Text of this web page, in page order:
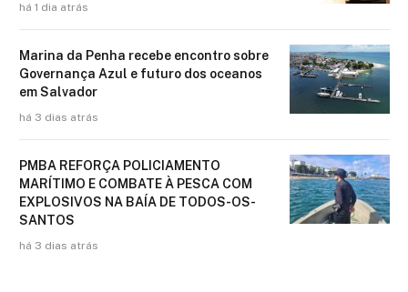
há 1 dia atrás
Marina da Penha recebe encontro sobre
Governança Azul e futuro dos oceanos
em Salvador
há 3 dias atrás
PMBA REFORÇA POLICIAMENTO
MARÍTIMO E COMBATE À PESCA COM
EXPLOSIVOS NA BAÍA DE TODOS-OS-
SANTOS
há 3 dias atrás